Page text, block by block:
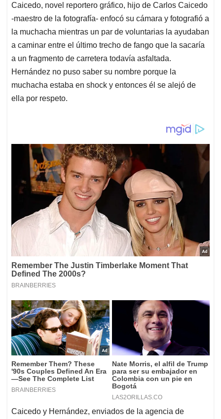
Caicedo, novel reportero gráfico, hijo de Carlos Caicedo
-maestro de la fotografía- enfocó su cámara y fotografió a
la muchacha mientras un par de voluntarias la ayudaban
a caminar entre el último trecho de fango que la sacaría
a un fragmento de carretera todavía asfaltada.
Hernández no puso saber su nombre porque la
muchacha estaba en shock y entonces él se alejó de
ella por respeto.
Caicedo y Hernández, enviados de la agencia de